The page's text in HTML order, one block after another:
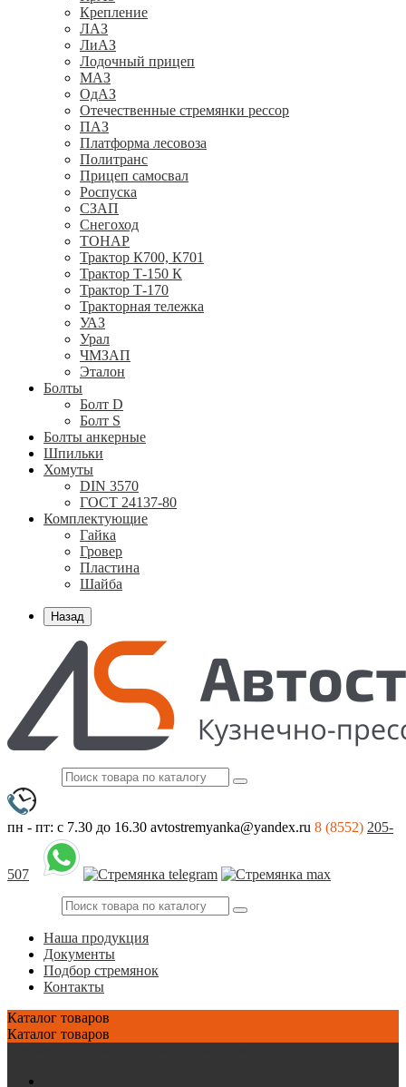
Крепление
ЛАЗ
ЛиАЗ
Лодочный прицеп
МАЗ
ОдАЗ
Отечественные стремянки рессор
ПАЗ
Платформа лесовоза
Политранс
Прицеп самосвал
Роспуска
СЗАП
Снегоход
ТОНАР
Трактор К700, К701
Трактор Т-150 К
Трактор Т-170
Тракторная тележка
УАЗ
Урал
ЧМЗАП
Эталон
Болты
Болт D
Болт S
Болты анкерные
Шпильки
Хомуты
DIN 3570
ГОСТ 24137-80
Комплектующие
Гайка
Гровер
Пластина
Шайба
Назад
пн - пт: с 7.30 до 16.30 avtostremyanka@yandex.ru 8 (8552) 205-
507
Наша продукция
Документы
Подбор стремянок
Контакты
Каталог товаров
Каталог товаров